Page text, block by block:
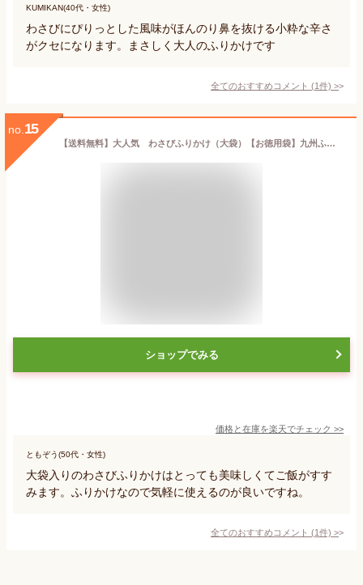
KUMIKAN(40代・女性)
わさびにぴりっとした風味がほんのり鼻を抜ける小粋な辛さ
がクセになります。まさしく大人のふりかけです
全てのおすすめコメント (1件) >
no. 15
【送料無料】大人気 わさびふりかけ（大袋）【お徳用袋】九州ふりかけのフタバ 1袋48g
ショップでみる
価格と在庫を楽天でチェック >>
ともぞう(50代・女性)
大袋入りのわさびふりかけはとっても美味しくてご飯がすす
みます。ふりかけなので気軽に使えるのが良いですね。
全てのおすすめコメント (1件) >